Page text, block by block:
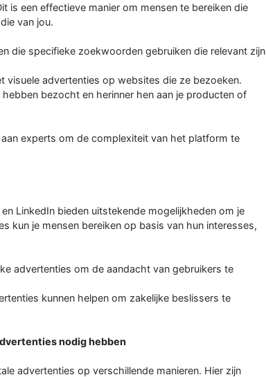
is een effectieve manier om mensen te bereiken die
van jou.
die specifieke zoekwoorden gebruiken die relevant zijn
advertenties op websites die ze bezoeken.
bezocht en herinner hen aan je producten of
aan experts om de complexiteit van het platform te
LinkedIn bieden uitstekende mogelijkheden om je
kun je mensen bereiken op basis van hun interesses,
advertenties om de aandacht van gebruikers te
kunnen helpen om zakelijke beslissers te
nodig hebben
advertenties op verschillende manieren. Hier zijn